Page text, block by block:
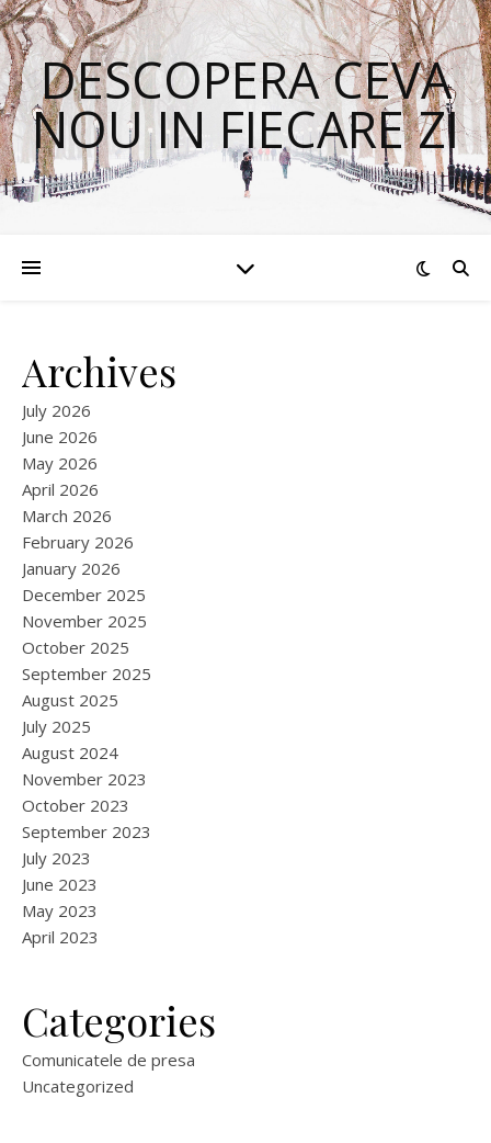
DESCOPERA CEVA
NOU IN FIECARE ZI
Archives
July 2026
June 2026
May 2026
April 2026
March 2026
February 2026
January 2026
December 2025
November 2025
October 2025
September 2025
August 2025
July 2025
August 2024
November 2023
October 2023
September 2023
July 2023
June 2023
May 2023
April 2023
Categories
Comunicatele de presa
Uncategorized